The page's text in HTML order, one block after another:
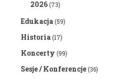
2026(73)
Edukacja(59)
Historia(17)
Koncerty (99)
Sesje / Konferencje(36)